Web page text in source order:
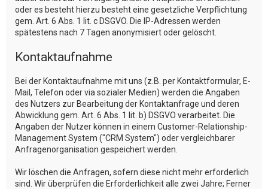
oder es besteht hierzu besteht eine gesetzliche Verpflichtung
gem. Art. 6 Abs. 1 lit. c DSGVO. Die IP-Adressen werden
spätestens nach 7 Tagen anonymisiert oder gelöscht.
Kontaktaufnahme
Bei der Kontaktaufnahme mit uns (z.B. per Kontaktformular, E-
Mail, Telefon oder via sozialer Medien) werden die Angaben
des Nutzers zur Bearbeitung der Kontaktanfrage und deren
Abwicklung gem. Art. 6 Abs. 1 lit. b) DSGVO verarbeitet. Die
Angaben der Nutzer können in einem Customer-Relationship-
Management System ("CRM System") oder vergleichbarer
Anfragenorganisation gespeichert werden.
Wir löschen die Anfragen, sofern diese nicht mehr erforderlich
sind. Wir überprüfen die Erforderlichkeit alle zwei Jahre; Ferner